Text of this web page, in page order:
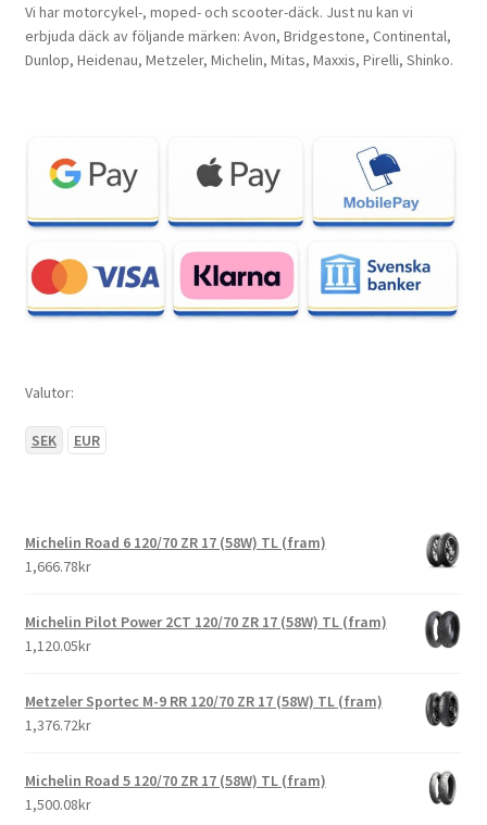
Vi har motorcykel-, moped- och scooter-däck. Just nu kan vi
erbjuda däck av följande märken: Avon, Bridgestone, Continental,
Dunlop, Heidenau, Metzeler, Michelin, Mitas, Maxxis, Pirelli, Shinko.
Valutor:
SEK EUR
Michelin Road 6 120/70 ZR 17 (58W) TL (fram)
1,666.78kr
Michelin Pilot Power 2CT 120/70 ZR 17 (58W) TL (fram)
1,120.05kr
Metzeler Sportec M-9 RR 120/70 ZR 17 (58W) TL (fram)
1,376.72kr
Michelin Road 5 120/70 ZR 17 (58W) TL (fram)
1,500.08kr